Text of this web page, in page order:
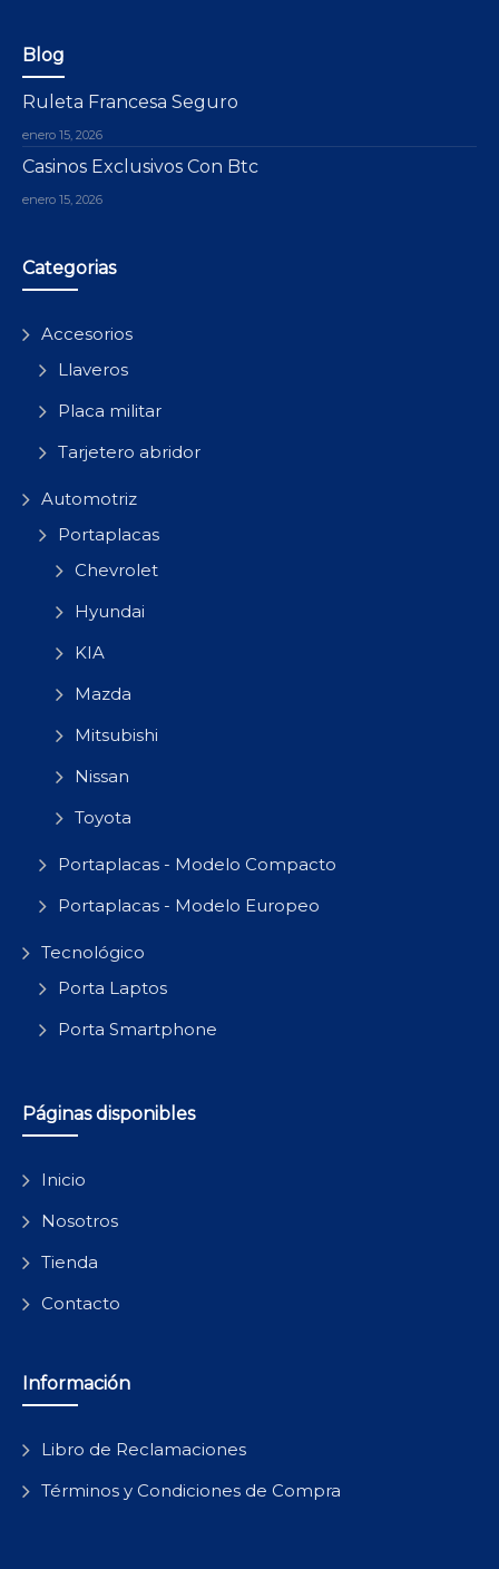
Blog
Ruleta Francesa Seguro
enero 15, 2026
Casinos Exclusivos Con Btc
enero 15, 2026
Categorias
Accesorios
Llaveros
Placa militar
Tarjetero abridor
Automotriz
Portaplacas
Chevrolet
Hyundai
KIA
Mazda
Mitsubishi
Nissan
Toyota
Portaplacas - Modelo Compacto
Portaplacas - Modelo Europeo
Tecnológico
Porta Laptos
Porta Smartphone
Páginas disponibles
Inicio
Nosotros
Tienda
Contacto
Información
Libro de Reclamaciones
Términos y Condiciones de Compra